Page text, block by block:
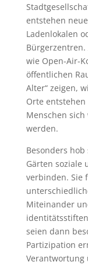
entstehen
Ladenlokalen
wie Open-Air-
öffentlichen
Alter“ zeigen,
Orte entstehen
Menschen
werden.
Besonders
Gärten soziale
verbinden. Sie
Miteinander
seien dann
Partizipation
Verantwortung